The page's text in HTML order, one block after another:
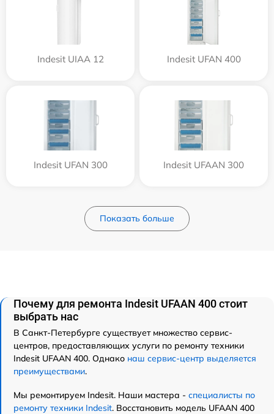
Indesit UIAA 12 Indesit UFAN 400
Indesit UFAN 300 Indesit UFAAN 300
Показать больше
Почему для ремонта Indesit UFAAN 400 стоит
выбрать нас
В Санкт-Петербурге существует множество сервис-
центров, предоставляющих услуги по ремонту техники
Indesit UFAAN 400. Однако наш сервис-центр выделяется
преимуществами.
Мы ремонтируем Indesit. Наши мастера - специалисты по
ремонту техники Indesit. Восстановить модель UFAAN 400